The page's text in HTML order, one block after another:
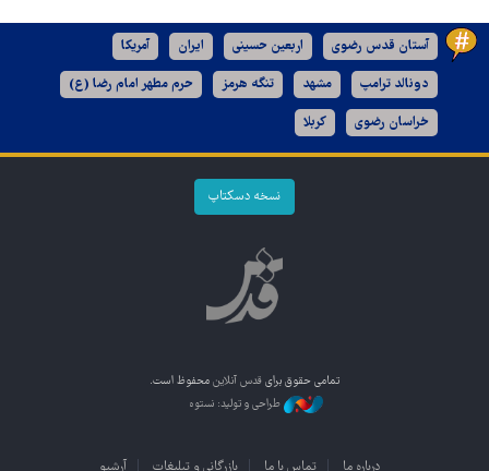
آستان قدس رضوی اربعین حسینی ایران آمریکا
دونالد ترامپ مشهد تنگه هرمز حرم مطهر امام رضا (ع)
خراسان رضوی کربلا
نسخه دسکتاپ
تمامی حقوق برای قدس آنلاین محفوظ است.
طراحی و تولید: نستوه